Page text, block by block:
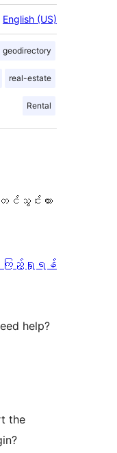
English (US)
geodirectory
real-estate
Rental
သွင်းထား
ကို ကြည့်ရှုရန်
help?
the